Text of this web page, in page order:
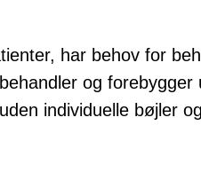
har behov for
og forebygger
individuelle bøjler